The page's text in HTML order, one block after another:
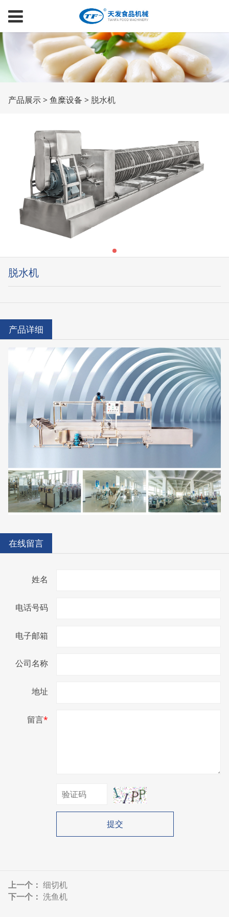
脱水机
产品展示>鱼糜设备 > 脱水机
脱水机
产品详细
在线留言
姓名
电话号码
电子邮箱
公司名称
地址
留言*
提交
上一个： 细切机
下一个： 洗鱼机